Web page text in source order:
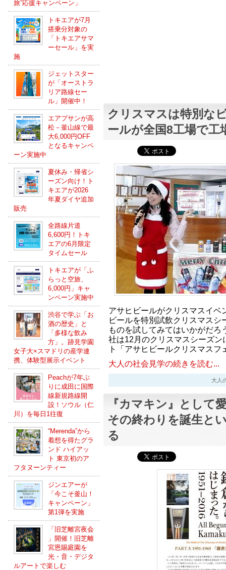
旅”応援キャンペーン」
トキエアが7月
搭乗分対象の
「トキエアサマ
ーセール」を実
施
ジェットスター
が「オーストラ
リア路線セー
ル」開催中！
エアプサンが高
松－釜山線で最
大6,000円OFF
となるキャンペ
ーン実施中
夏休み・帰省シ
ーズン向け！ト
キエアが2026
年夏ダイヤ追加
販売
全路線片道
6,600円！トキ
エアの6月限定
タイムセール
トキエアが「ふ
らっと空旅、
6,000円」キャ
ンペーン実施中
渋谷で学ぶ「お
酒の歴史」と
「多様な飲み
方」。跡見学園
女子大×スマドリの産学連
携、体験型展示イベント
Peachが7年ぶ
りに成田に国際
線新規路線開
設！ソウル（仁
川）を毎日1往復
“Merenda”から
着想を得たグラ
ンド ハイアッ
ト 東京初のア
フタヌーンティー
ジンエアーが
「今こそ釜山！
キャンペーン」
第1弾を実施
「旧芝離宮夜会
」開催！旧芝離
宮恩賜庭園を
光・音・デジタ
ルアートで楽しむ
クリスマスは特別な
ールが全国8工場で工
アサヒビールがクリスマスイ
ビールを特別試飲クリスマスシ
ものを試してみてはいかがだろ
社は12月のクリスマスシーズ
ト「アサヒビールクリスマス
大人の社会見学の続きを読む...
大人
『カマキン』として
その終わりを誕生と
る